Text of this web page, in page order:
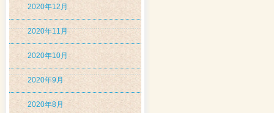
2020年12月
2020年11月
2020年10月
2020年9月
2020年8月